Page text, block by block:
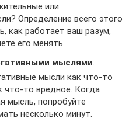
или
Определение всего этого
как работает ваш разум,
его менять.
мыслями.
мысли как что-то
что-то вредное. Когда
мысль, попробуйте
несколько минут.